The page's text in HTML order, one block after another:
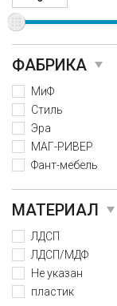
ФАБРИКА
МиФ
Стиль
Эра
МАГ-РИВЕР
Фант-мебель
МАТЕРИАЛ
ЛДСП
ЛДСП/МДФ
Не указан
пластик